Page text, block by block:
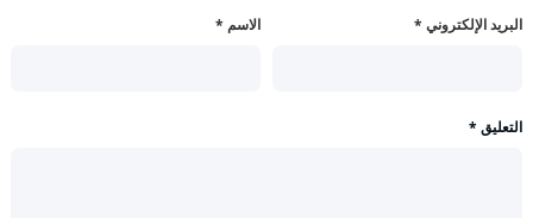
الاسم * البريد الإلكتروني *
التعليق *